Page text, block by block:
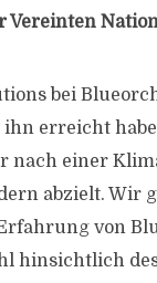
Vereinten
bei
erreicht
nach einer
abzielt. Wir
von
hinsichtlich